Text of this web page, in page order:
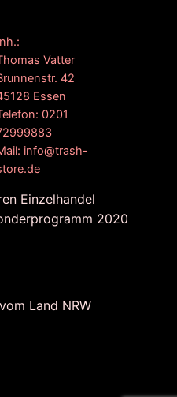
Vatter
42
Essen
0201
info@trash-
Einzelhandel
2020
Land NRW